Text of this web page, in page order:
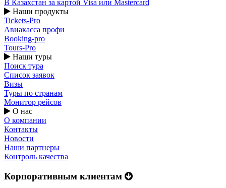
В Казахстан за картой Visa или Masterсard
Наши продукты
Tickets-Pro
Авиакасса профи
Booking-pro
Tours-Pro
Наши туры
Поиск тура
Список заявок
Визы
Туры по странам
Монитор рейсов
О нас
О компании
Контакты
Новости
Наши партнеры
Контроль качества
Корпоративным клиентам